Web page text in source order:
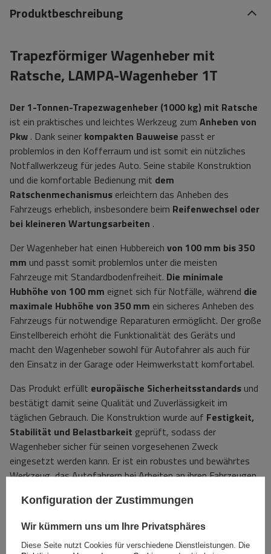
Produktbeschreibung
Trapezförmiger Wagenheber mit
Ratsche, LAMPA-Wagenheber 1T
Der 1-Tonnen-Trapezwagenheber (1000 kg) mit Ratsche
ist ein praktisches und leichtes Werkzeug zum Anheben von
Pkw . Dank seiner kompakten Bauweise passt er
problemlos in den Kofferraum und ist somit ein nützliches
Notfallwerkzeug für jedes Auto. Seine stabile Konstruktion
und die komfortable Bedienung mit dem
Ratschenmechanismus erleichtern das Anheben des
Fahrzeugs erheblich, insbesondere beim Reifenwechsel oder
bei kleineren Wartungsarbeiten .
Der Wagenheber hat einen Hubbereich von 100 mm bis 350
mm und passt somit problemlos unter die meisten
Fahrzeuge mit Standardbodenfreiheit. Die minimale
Hubhöhe von 100 mm eignet sich für Notfälle, während die
maximale Hubhöhe von 350 mm ein sicheres Anheben des
Fahrzeugs für notwendige Reparaturen ermöglicht. Der große
Einstellbereich erhöht die Funktionalität des Geräts und
macht den Wagenheber sowohl für Autofahrer als auch für
den Einsatz in der Garage oder Heimwerkstatt komfortabel.
Das Produkt erfüllt europäische Sicherheitsstandards und
bestätigt damit seine Qualität und Zuverlässigkeit im
täglichen Gebrauch. Die Konstruktion wurde auf Festigkeit,
Stabilität und Belastbarkeit geprüft, sodass der
Wagenheber sicher für seinen vorgesehenen Zweck
eingesetzt werden kann. Er ist ein robustes und bewährtes
Werkzeug, das Autofahrern bei Arbeiten an ihren Fahrzeugen
Spezifikation
Konfiguration der Zustimmungen
Wir kümmern uns um Ihre Privatsphäres
Diese Seite nutzt Cookies für verschiedene Dienstleistungen. Die